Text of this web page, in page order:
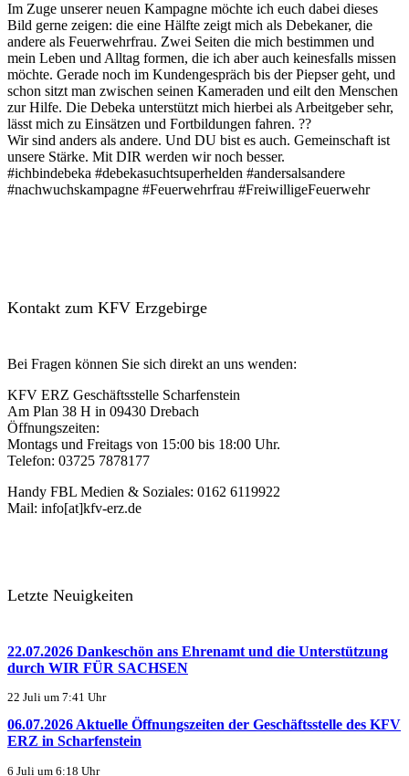
Im Zuge unserer neuen Kampagne möchte ich euch dabei dieses
Bild gerne zeigen: die eine Hälfte zeigt mich als Debekaner, die
andere als Feuerwehrfrau. Zwei Seiten die mich bestimmen und
mein Leben und Alltag formen, die ich aber auch keinesfalls missen
möchte. Gerade noch im Kundengespräch bis der Piepser geht, und
schon sitzt man zwischen seinen Kameraden und eilt den Menschen
zur Hilfe. Die Debeka unterstützt mich hierbei als Arbeitgeber sehr,
lässt mich zu Einsätzen und Fortbildungen fahren. ??
Wir sind anders als andere. Und DU bist es auch. Gemeinschaft ist
unsere Stärke. Mit DIR werden wir noch besser.
#ichbindebeka #debekasuchtsuperhelden #andersalsandere
#nachwuchskampagne #Feuerwehrfrau #FreiwilligeFeuerwehr
Kontakt zum KFV Erzgebirge
Bei Fragen können Sie sich direkt an uns wenden:
KFV ERZ Geschäftsstelle Scharfenstein
Am Plan 38 H in 09430 Drebach
Öffnungszeiten:
Montags und Freitags von 15:00 bis 18:00 Uhr.
Telefon: 03725 7878177
Handy FBL Medien & Soziales: 0162 6119922
Mail: info[at]kfv-erz.de
Letzte Neuigkeiten
22.07.2026 Dankeschön ans Ehrenamt und die Unterstützung
durch WIR FÜR SACHSEN
22 Juli um 7:41 Uhr
06.07.2026 Aktuelle Öffnungszeiten der Geschäftsstelle des KFV
ERZ in Scharfenstein
6 Juli um 6:18 Uhr